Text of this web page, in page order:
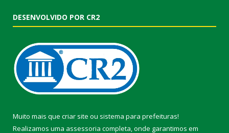
DESENVOLVIDO POR CR2
Muito mais que criar site ou sistema para prefeituras!
Realizamos uma assessoria completa, onde garantimos em